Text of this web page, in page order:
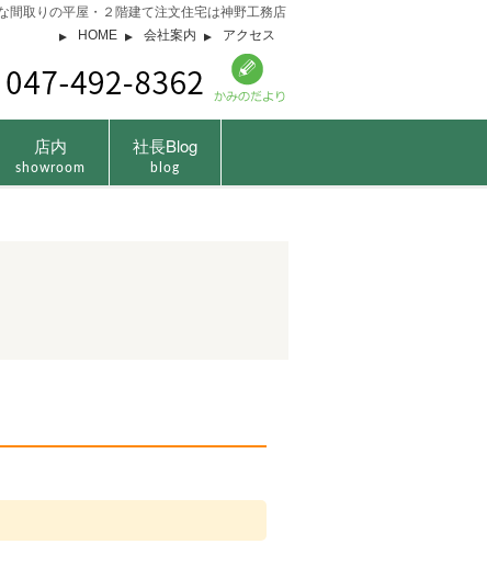
間取りの平屋・２階建て注文住宅は神野工務店
HOME
会社案内 アクセス
店内
showroom
社長Blog
blog